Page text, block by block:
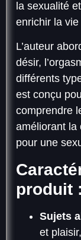
la sexualité
enrichir la
L’auteur
désir,
différents
est conçu
comprendre
améliorant la
pour une
produit :
Sujets
et